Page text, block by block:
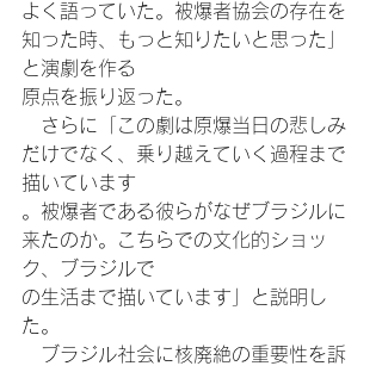
よく語っていた。被爆者協会の存在を
知った時、もっと知りたいと思った」
と演劇を作る
原点を振り返った。
さらに「この劇は原爆当日の悲しみ
だけでなく、乗り越えていく過程まで
描いています
。被爆者である彼らがなぜブラジルに
来たのか。こちらでの文化的ショッ
ク、ブラジルで
の生活まで描いています」と説明し
た。
ブラジル社会に核廃絶の重要性を訴